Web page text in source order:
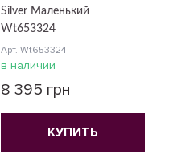
Silver Маленький
Wt653324
Арт. Wt653324
в наличии
8 395 грн
КУПИТЬ